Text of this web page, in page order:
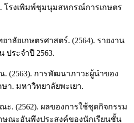
โรงเพิมพ์ชุมนุมสหกรณ์การเกษตร
ลัยเกษตรศาสตร์. (2564). รายงาน
ประจำปี 2563.
(2563). การพัฒนาภาวะผู้นำของ
า. มหาวิทยาลัยพะเยา.
. (2562). ผลของการใช้ชุดกิจกรรม
ณะอันพึงประสงค์ของนักเรียนชั้น